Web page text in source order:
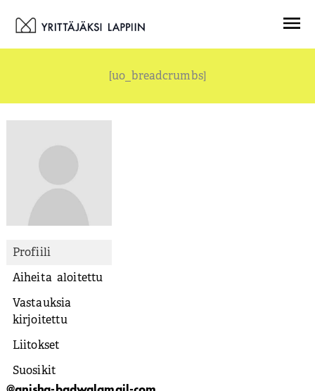
sisältöön
[uo_breadcrumbs]
Profiili
Aiheita aloitettu
Vastauksia
kirjoitettu
Liitokset
Suosikit